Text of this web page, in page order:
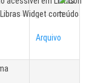
Arquivo